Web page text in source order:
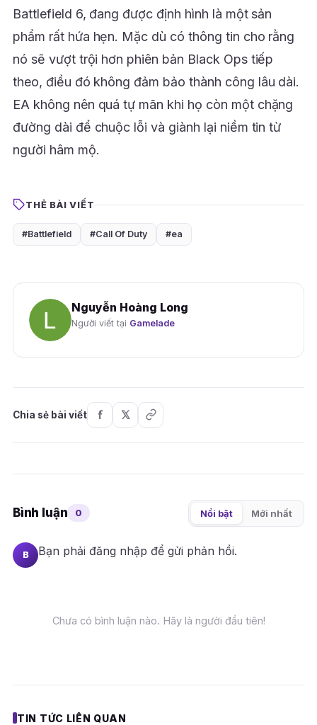
Battlefield 6, đang được định hình là một sản
phẩm rất hứa hẹn. Mặc dù có thông tin cho rằng
nó sẽ vượt trội hơn phiên bản Black Ops tiếp
theo, điều đó không đảm bảo thành công lâu dài.
EA không nên quá tự mãn khi họ còn một chặng
đường dài để chuộc lỗi và giành lại niềm tin từ
người hâm mộ.
THẺ BÀI VIẾT
#Battlefield #Call Of Duty #ea
Nguyễn Hoàng Long
Người viết tại Gamelade
Chia sẻ bài viết
Bình luận 0 Nổi bật Mới nhất
B Bạn phải đăng nhập để gửi phản hồi.
Chưa có bình luận nào. Hãy là người đầu tiên!
TIN TỨC LIÊN QUAN